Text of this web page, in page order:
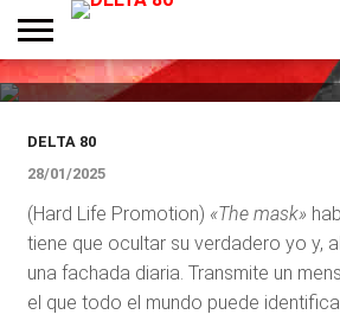
ENTREVISTAS
PREMIOS
PRODUCCIONES
PROGRAMACION
CONTACTO
HOMEPAGE
Aeveris está de
nuevo sencillo «The
DELTA 80
28/01/2025
(Hard Life Promotion) «The mask»
tiene que ocultar su verdadero yo y,
una fachada diaria. Transmite un
el que todo el mundo puede